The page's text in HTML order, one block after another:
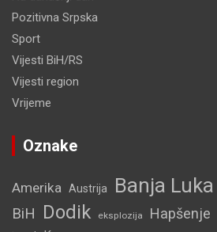
Pozitivna Srpska
Sport
Vijesti BiH/RS
Vijesti region
Vrijeme
Oznake
Amerika Austrija Banja Luka
BiH Dodik eksplozija Hapšenje